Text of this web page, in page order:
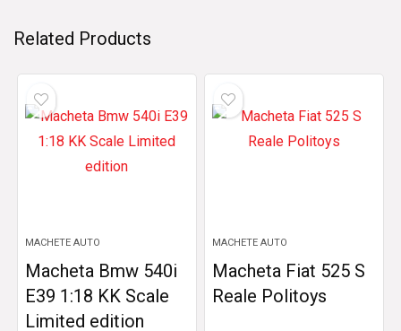
Related Products
MACHETE AUTO
Macheta Bmw 540i
E39 1:18 KK Scale
Limited edition
MACHETE AUTO
Macheta Fiat 525 S
Reale Politoys